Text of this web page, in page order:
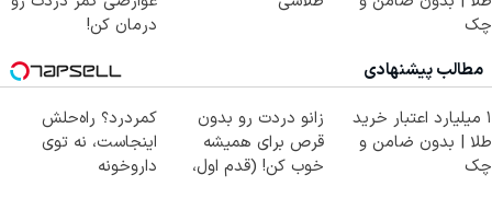
چک
درمان کن!
مطالب پیشنهادی
۱ میلیارد اعتبار خرید
طلا | بدون ضامن و
چک
زانو دردت رو بدون
قرص برای همیشه
خوب کن! (قدم اول،
کمردرد؟ راه‌حلش
اینجاست، نه توی
داروخونه